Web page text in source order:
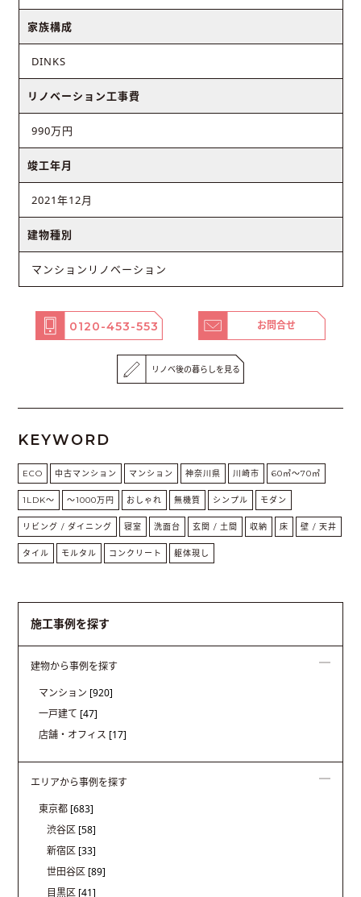
家族構成
DINKS
リノベーション工事費
990万円
竣工年月
2021年12月
建物種別
マンションリノベーション
0120-453-553 お問合せ
リノベ後の暮らしを見る
KEYWORD
ECO 中古マンション マンション 神奈川県 川崎市 60㎡〜70㎡
1LDK〜 〜1000万円 おしゃれ 無機質 シンプル モダン
リビング / ダイニング 寝室 洗面台 玄関 / 土間 収納 床 壁 / 天井
タイル モルタル コンクリート 躯体現し
施工事例を探す
建物から事例を探す
マンション [920]
一戸建て [47]
店舗・オフィス [17]
エリアから事例を探す
東京都 [683]
渋谷区 [58]
新宿区 [33]
世田谷区 [89]
目黒区 [41]